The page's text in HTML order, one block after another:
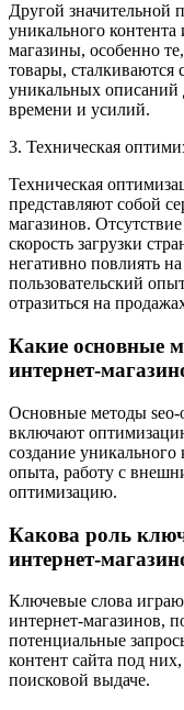
Другой значительной
уникального контента
магазины, особенно
товары, сталкиваются
уникальных описаний
времени и усилий.
3. Техническая
Техническая
представляют собой
магазинов.
скорость загрузки
негативно повлиять
пользовательский
отразиться на
Какие основные
интернет-
Основные методы seo-
включают
создание уникального
опыта, работу с
оптимизацию.
Какова роль
интернет-
Ключевые слова
интернет-магазинов,
потенциальные
контент сайта под
поисковой выдаче.